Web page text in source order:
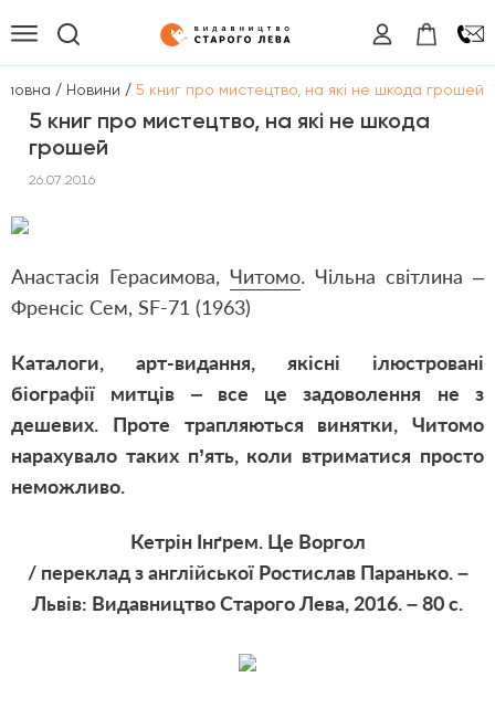
/ Новини / 5 книг про мистецтво, на які не шкода грошей
5 книг про мистецтво, на які не шкода
грошей
26.07.2016
Анастасія Герасимова, Читомо. Чільна світлина ‒
Френсіс Сем, SF-71 (1963)
Каталоги, арт-видання, якісні ілюстровані
біографії митців ‒ все це задоволення не з
дешевих. Проте трапляються винятки, Читомо
нарахувало таких п’ять, коли втриматися просто
неможливо.
Кетрін Інґрем. Це Воргол
/ переклад з англійської Ростислав Паранько. –
Львів: Видавництво Старого Лева, 2016. – 80 с.